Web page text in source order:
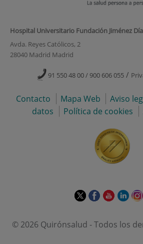
Hospital Universitario Fundación Jiménez
Avda. Reyes Católicos, 2
28040 Madrid Madrid
91 550 48 00 / 900 606 055 /
Contacto Mapa Web Aviso
datos
Política de cookies
Este
abrirá
Este
abrirá
Este
abrirá
Este
© 2026 Quirónsalud - Todos los